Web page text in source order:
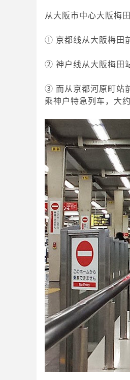
从大阪市中心大阪梅
① 京都线从大阪梅田
② 神户线从大阪梅田
③ 而从京都河原町站
乘神户特急列车，大